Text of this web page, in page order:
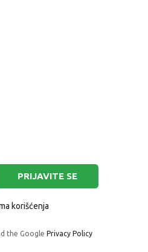
PRIJAVITE SE
korišćenja
the Google Privacy Policy